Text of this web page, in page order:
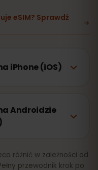
eSIM? Sprawdź
iPhone (iOS)
Androidzie
różnić w zależności od
przewodnik krok po